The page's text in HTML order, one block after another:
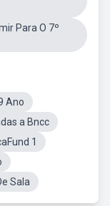
Para O 7º
Ano
a Bncc
1
Sala